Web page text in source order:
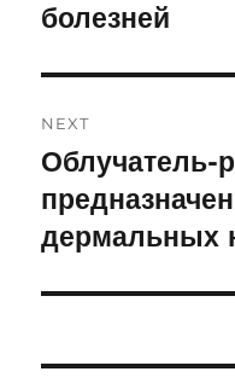
болезней
NEXT
Next
post:
Облучатель-
дермальных